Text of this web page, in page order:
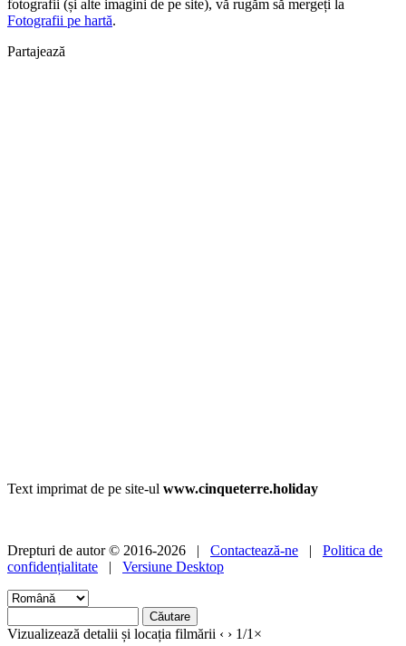
fotografii (și alte imagini de pe site), vă rugăm să mergeți la
Fotografii pe hartă.
Partajează
Text imprimat de pe site-ul www.cinqueterre.holiday
Drepturi de autor © 2016-2026 | Contactează-ne | Politica de
confidențialitate | Versiune Desktop
Vizualizează detalii și locația filmării ‹ › 1/1 ×